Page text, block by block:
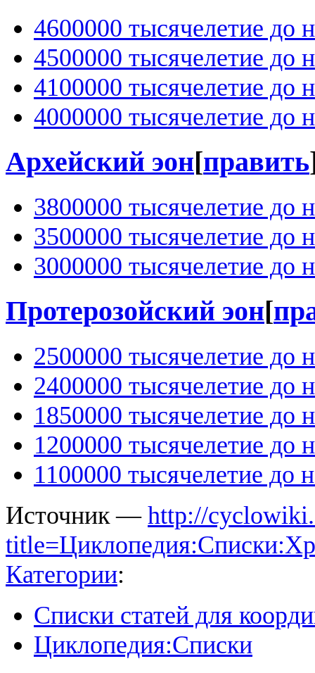
4600000 тысячелетие до
4500000 тысячелетие до
4100000 тысячелетие до
4000000 тысячелетие до
Архейский эон[править
3800000 тысячелетие до
3500000 тысячелетие до
3000000 тысячелетие до
Протерозойский эон[
2500000 тысячелетие до
2400000 тысячелетие до
1850000 тысячелетие до
1200000 тысячелетие до
1100000 тысячелетие до
Источник — http://
Категории:
Списки статей для
Циклопедия:Списки